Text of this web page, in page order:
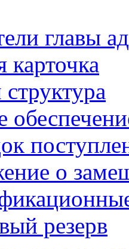
главы
карточка
о
резерв